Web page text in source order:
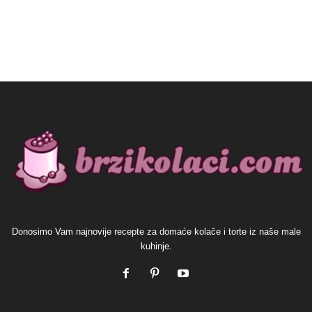
Donosimo Vam najnovije recepte za domaće kolače i torte iz naše male
kuhinje.